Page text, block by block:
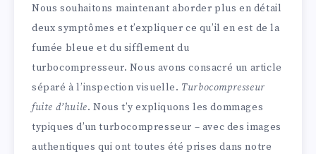
Nous souhaitons maintenant aborder plus en détail
deux symptômes et t’expliquer ce qu’il en est de la
fumée bleue et du sifflement du
turbocompresseur. Nous avons consacré un article
séparé à l’inspection visuelle. Turbocompresseur
fuite d’huile. Nous t’y expliquons les dommages
typiques d’un turbocompresseur – avec des images
authentiques qui ont toutes été prises dans notre